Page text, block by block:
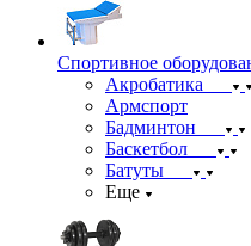
Спортивное
Акробатика
Армспорт
Бадминтон
Баскетбол
Батуты
Еще